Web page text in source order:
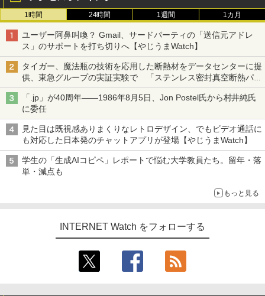
1時間 24時間 1週間 1カ月
ユーザー阿鼻叫喚？ Gmail、サードパーティの「送信元アドレ
ス」のサポートを打ち切りへ【やじうまWatch】
タイガー、魔法瓶の技術を応用した断熱材をデータセンターに提
供、東急グループの実証実験で 「ステンレス密封真空断熱パネ
ル TIVIP」
「.jp」が40周年――1986年8月5日、Jon Postel氏から村井純氏
に委任
見た目は既視感ありまくりなレトロデザイン、でもビデオ通話に
も対応した日本発のチャットアプリが登場【やじうまWatch】
学生の「生成AIコピペ」レポートで悩む大学教員たち。留年・落
単・減点も
もっと見る
INTERNET Watch をフォローする